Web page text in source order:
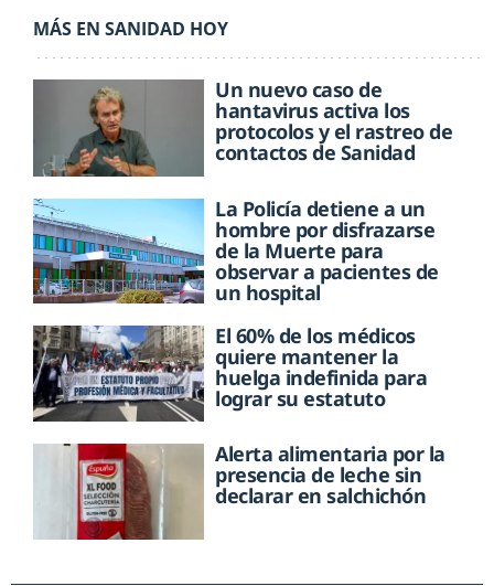
MÁS EN SANIDAD HOY
Un nuevo caso de
hantavirus activa los
protocolos y el rastreo de
contactos de Sanidad
La Policía detiene a un
hombre por disfrazarse
de la Muerte para
observar a pacientes de
un hospital
El 60% de los médicos
quiere mantener la
huelga indefinida para
lograr su estatuto
Alerta alimentaria por la
presencia de leche sin
declarar en salchichón